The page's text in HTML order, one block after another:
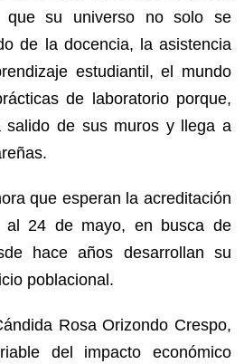
su universo no solo se
de la docencia, la asistencia
estudiantil, el mundo
de laboratorio porque,
salido de sus muros y llega a
que esperan la acreditación
al 24 de mayo, en busca de
hace años desarrollan su
poblacional.
Rosa Orizondo Crespo,
del impacto económico